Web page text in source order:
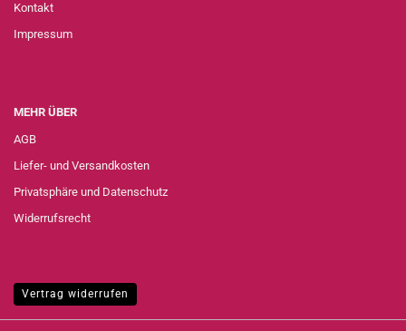
Kontakt
Impressum
MEHR ÜBER
AGB
Liefer- und Versandkosten
Privatsphäre und Datenschutz
Widerrufsrecht
Vertrag widerrufen